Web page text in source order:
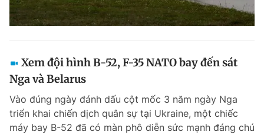
Xem đội hình B-52, F-35 NATO bay đến sát
Nga và Belarus
Vào đúng ngày đánh dấu cột mốc 3 năm ngày Nga
triển khai chiến dịch quân sự tại Ukraine, một chiếc
máy bay B-52 đã có màn phô diễn sức mạnh đáng chú